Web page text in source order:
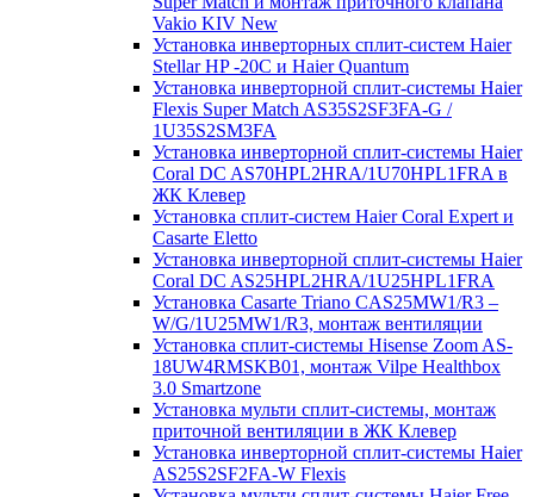
Vakio KIV New
Установка инверторных сплит-систем Haier
Stellar HP -20С и Haier Quantum
Установка инверторной сплит-системы Haier
Flexis Super Match AS35S2SF3FA-G /
1U35S2SM3FA
Установка инверторной сплит-системы Haier
Coral DC AS70HPL2HRA/1U70HPL1FRA в
ЖК Клевер
Установка сплит-систем Haier Coral Expert и
Casarte Eletto
Установка инверторной сплит-системы Haier
Coral DC AS25HPL2HRA/1U25HPL1FRA
Установка Casarte Triano CAS25MW1/R3 –
W/G/1U25MW1/R3, монтаж вентиляции
Установка сплит-системы Hisense Zoom AS-
18UW4RMSKB01, монтаж Vilpe Healthbox
3.0 Smartzone
Установка мульти сплит-системы, монтаж
приточной вентиляции в ЖК Клевер
Установка инверторной сплит-системы Haier
AS25S2SF2FA-W Flexis